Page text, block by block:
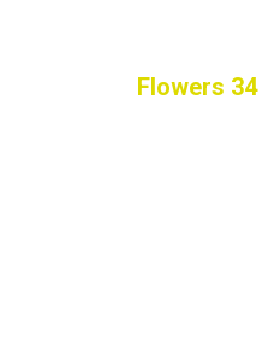
Flowers 34